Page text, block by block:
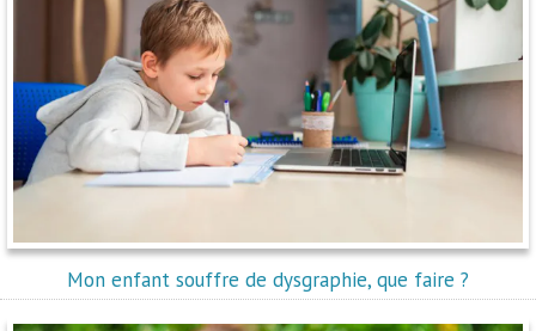
Mon enfant souffre de dysgraphie, que faire ?